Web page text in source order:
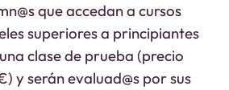
que accedan a cursos
superiores a principiantes
clase de prueba (precio
y serán evaluad@s por sus